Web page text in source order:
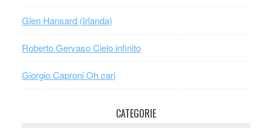
Glen Hansard (Irlanda)
Roberto Gervaso Cielo infinito
Giorgio Caproni Oh cari
CATEGORIE